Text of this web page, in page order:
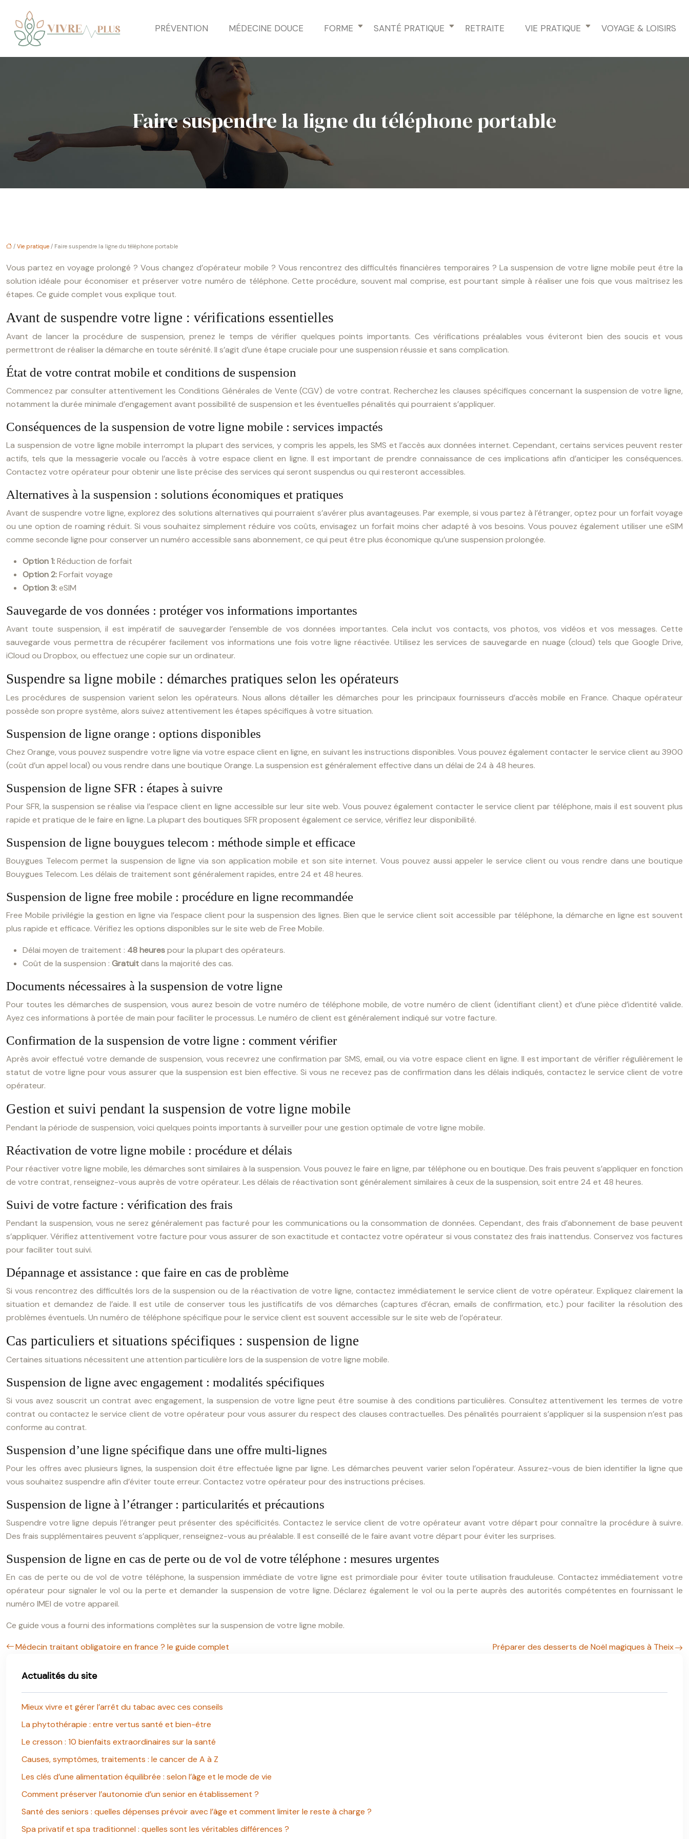
PRÉVENTION MÉDECINE DOUCE FORME SANTÉ PRATIQUE RETRAITE VIE PRATIQUE VOYAGE & LOISIRS
Faire suspendre la ligne du téléphone portable
/ Vie pratique / Faire suspendre la ligne du téléphone portable
Vous partez en voyage prolongé ? Vous changez d’opérateur mobile ? Vous rencontrez des difficultés financières temporaires ? La suspension de votre ligne mobile peut être la
solution idéale pour économiser et préserver votre numéro de téléphone. Cette procédure, souvent mal comprise, est pourtant simple à réaliser une fois que vous maîtrisez les
étapes. Ce guide complet vous explique tout.
Avant de suspendre votre ligne : vérifications essentielles
Avant de lancer la procédure de suspension, prenez le temps de vérifier quelques points importants. Ces vérifications préalables vous éviteront bien des soucis et vous
permettront de réaliser la démarche en toute sérénité. Il s’agit d’une étape cruciale pour une suspension réussie et sans complication.
État de votre contrat mobile et conditions de suspension
Commencez par consulter attentivement les Conditions Générales de Vente (CGV) de votre contrat. Recherchez les clauses spécifiques concernant la suspension de votre ligne,
notamment la durée minimale d’engagement avant possibilité de suspension et les éventuelles pénalités qui pourraient s’appliquer.
Conséquences de la suspension de votre ligne mobile : services impactés
La suspension de votre ligne mobile interrompt la plupart des services, y compris les appels, les SMS et l’accès aux données internet. Cependant, certains services peuvent rester
actifs, tels que la messagerie vocale ou l’accès à votre espace client en ligne. Il est important de prendre connaissance de ces implications afin d’anticiper les conséquences.
Contactez votre opérateur pour obtenir une liste précise des services qui seront suspendus ou qui resteront accessibles.
Alternatives à la suspension : solutions économiques et pratiques
Avant de suspendre votre ligne, explorez des solutions alternatives qui pourraient s’avérer plus avantageuses. Par exemple, si vous partez à l’étranger, optez pour un forfait voyage
ou une option de roaming réduit. Si vous souhaitez simplement réduire vos coûts, envisagez un forfait moins cher adapté à vos besoins. Vous pouvez également utiliser une eSIM
comme seconde ligne pour conserver un numéro accessible sans abonnement, ce qui peut être plus économique qu’une suspension prolongée.
Option 1:Réduction de forfait
Option 2:Forfait voyage
Option 3:eSIM
Sauvegarde de vos données : protéger vos informations importantes
Avant toute suspension, il est impératif de sauvegarder l’ensemble de vos données importantes. Cela inclut vos contacts, vos photos, vos vidéos et vos messages. Cette
sauvegarde vous permettra de récupérer facilement vos informations une fois votre ligne réactivée. Utilisez les services de sauvegarde en nuage (cloud) tels que Google Drive,
iCloud ou Dropbox, ou effectuez une copie sur un ordinateur.
Suspendre sa ligne mobile : démarches pratiques selon les opérateurs
Les procédures de suspension varient selon les opérateurs. Nous allons détailler les démarches pour les principaux fournisseurs d’accès mobile en France. Chaque opérateur
possède son propre système, alors suivez attentivement les étapes spécifiques à votre situation.
Suspension de ligne orange : options disponibles
Chez Orange, vous pouvez suspendre votre ligne via votre espace client en ligne, en suivant les instructions disponibles. Vous pouvez également contacter le service client au 3900
(coût d’un appel local) ou vous rendre dans une boutique Orange. La suspension est généralement effective dans un délai de 24 à 48 heures.
Suspension de ligne SFR : étapes à suivre
Pour SFR, la suspension se réalise via l’espace client en ligne accessible sur leur site web. Vous pouvez également contacter le service client par téléphone, mais il est souvent plus
rapide et pratique de le faire en ligne. La plupart des boutiques SFR proposent également ce service, vérifiez leur disponibilité.
Suspension de ligne bouygues telecom : méthode simple et efficace
Bouygues Telecom permet la suspension de ligne via son application mobile et son site internet. Vous pouvez aussi appeler le service client ou vous rendre dans une boutique
Bouygues Telecom. Les délais de traitement sont généralement rapides, entre 24 et 48 heures.
Suspension de ligne free mobile : procédure en ligne recommandée
Free Mobile privilégie la gestion en ligne via l’espace client pour la suspension des lignes. Bien que le service client soit accessible par téléphone, la démarche en ligne est souvent
plus rapide et efficace. Vérifiez les options disponibles sur le site web de Free Mobile.
Délai moyen de traitement : 48 heurespour la plupart des opérateurs.
Coût de la suspension : Gratuitdans la majorité des cas.
Documents nécessaires à la suspension de votre ligne
Pour toutes les démarches de suspension, vous aurez besoin de votre numéro de téléphone mobile, de votre numéro de client (identifiant client) et d’une pièce d’identité valide.
Ayez ces informations à portée de main pour faciliter le processus. Le numéro de client est généralement indiqué sur votre facture.
Confirmation de la suspension de votre ligne : comment vérifier
Après avoir effectué votre demande de suspension, vous recevrez une confirmation par SMS, email, ou via votre espace client en ligne. Il est important de vérifier régulièrement le
statut de votre ligne pour vous assurer que la suspension est bien effective. Si vous ne recevez pas de confirmation dans les délais indiqués, contactez le service client de votre
opérateur.
Gestion et suivi pendant la suspension de votre ligne mobile
Pendant la période de suspension, voici quelques points importants à surveiller pour une gestion optimale de votre ligne mobile.
Réactivation de votre ligne mobile : procédure et délais
Pour réactiver votre ligne mobile, les démarches sont similaires à la suspension. Vous pouvez le faire en ligne, par téléphone ou en boutique. Des frais peuvent s’appliquer en fonction
de votre contrat, renseignez-vous auprès de votre opérateur. Les délais de réactivation sont généralement similaires à ceux de la suspension, soit entre 24 et 48 heures.
Suivi de votre facture : vérification des frais
Pendant la suspension, vous ne serez généralement pas facturé pour les communications ou la consommation de données. Cependant, des frais d’abonnement de base peuvent
s’appliquer. Vérifiez attentivement votre facture pour vous assurer de son exactitude et contactez votre opérateur si vous constatez des frais inattendus. Conservez vos factures
pour faciliter tout suivi.
Dépannage et assistance : que faire en cas de problème
Si vous rencontrez des difficultés lors de la suspension ou de la réactivation de votre ligne, contactez immédiatement le service client de votre opérateur. Expliquez clairement la
situation et demandez de l’aide. Il est utile de conserver tous les justificatifs de vos démarches (captures d’écran, emails de confirmation, etc.) pour faciliter la résolution des
problèmes éventuels. Un numéro de téléphone spécifique pour le service client est souvent accessible sur le site web de l’opérateur.
Cas particuliers et situations spécifiques : suspension de ligne
Certaines situations nécessitent une attention particulière lors de la suspension de votre ligne mobile.
Suspension de ligne avec engagement : modalités spécifiques
Si vous avez souscrit un contrat avec engagement, la suspension de votre ligne peut être soumise à des conditions particulières. Consultez attentivement les termes de votre
contrat ou contactez le service client de votre opérateur pour vous assurer du respect des clauses contractuelles. Des pénalités pourraient s’appliquer si la suspension n’est pas
conforme au contrat.
Suspension d’une ligne spécifique dans une offre multi-lignes
Pour les offres avec plusieurs lignes, la suspension doit être effectuée ligne par ligne. Les démarches peuvent varier selon l’opérateur. Assurez-vous de bien identifier la ligne que
vous souhaitez suspendre afin d’éviter toute erreur. Contactez votre opérateur pour des instructions précises.
Suspension de ligne à l’étranger : particularités et précautions
Suspendre votre ligne depuis l’étranger peut présenter des spécificités. Contactez le service client de votre opérateur avant votre départ pour connaître la procédure à suivre.
Des frais supplémentaires peuvent s’appliquer, renseignez-vous au préalable. Il est conseillé de le faire avant votre départ pour éviter les surprises.
Suspension de ligne en cas de perte ou de vol de votre téléphone : mesures urgentes
En cas de perte ou de vol de votre téléphone, la suspension immédiate de votre ligne est primordiale pour éviter toute utilisation frauduleuse. Contactez immédiatement votre
opérateur pour signaler le vol ou la perte et demander la suspension de votre ligne. Déclarez également le vol ou la perte auprès des autorités compétentes en fournissant le
numéro IMEI de votre appareil.
Ce guide vous a fourni des informations complètes sur la suspension de votre ligne mobile.
Médecin traitant obligatoire en france ? le guide complet
Préparer des desserts de Noël magiques à Theix
Actualités du site
Mieux vivre et gérer l’arrêt du tabac avec ces conseils
La phytothérapie : entre vertus santé et bien-être
Le cresson : 10 bienfaits extraordinaires sur la santé
Causes, symptômes, traitements : le cancer de A à Z
Les clés d’une alimentation équilibrée : selon l’âge et le mode de vie
Comment préserver l’autonomie d’un senior en établissement ?
Santé des seniors : quelles dépenses prévoir avec l’âge et comment limiter le reste à charge ?
Spa privatif et spa traditionnel : quelles sont les véritables différences ?